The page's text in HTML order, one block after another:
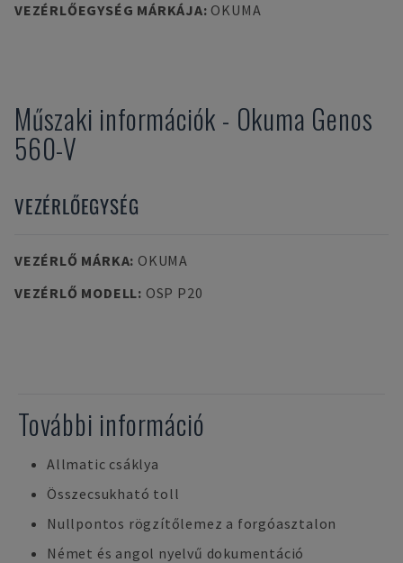
VEZÉRLŐEGYSÉG MÁRKÁJA: OKUMA
Műszaki információk - Okuma Genos
560-V
VEZÉRLŐEGYSÉG
VEZÉRLŐ MÁRKA: OKUMA
VEZÉRLŐ MODELL: OSP P20
További információ
Allmatic csáklya
Összecsukható toll
Nullpontos rögzítőlemez a forgóasztalon
Német és angol nyelvű dokumentáció